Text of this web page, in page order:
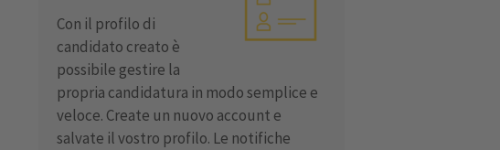
Con il profilo di
candidato creato è
possibile gestire la
propria candidatura in modo semplice e
veloce. Create un nuovo account e
salvate il vostro profilo. Le notifiche